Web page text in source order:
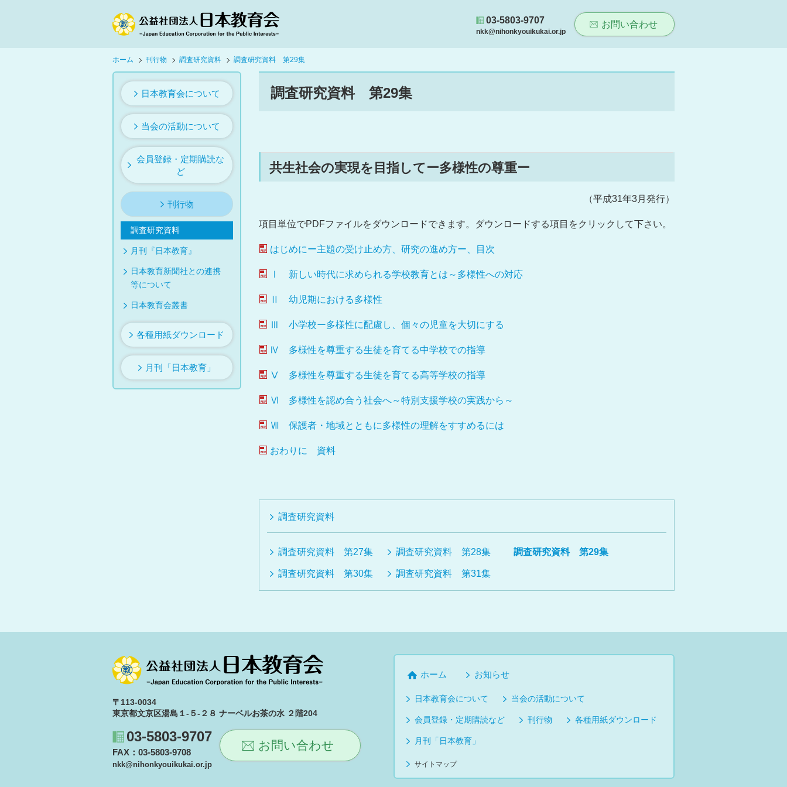
03-5803-9707
nkk@nihonkyouikukai.or.jp
お問い合わせ
ホーム 刊行物 調査研究資料 調査研究資料 第29集
調査研究資料 第29集
共生社会の実現を目指してー多様性の尊重ー
（平成31年3月発行）
項目単位でPDFファイルをダウンロードできます。ダウンロードする項目をクリックして下さい。
はじめにー主題の受け止め方、研究の進め方ー、目次
Ⅰ 新しい時代に求められる学校教育とは～多様性への対応
Ⅱ 幼児期における多様性
Ⅲ 小学校ー多様性に配慮し、個々の児童を大切にする
Ⅳ 多様性を尊重する生徒を育てる中学校での指導
Ⅴ 多様性を尊重する生徒を育てる高等学校の指導
Ⅵ 多様性を認め合う社会へ～特別支援学校の実践から～
Ⅶ 保護者・地域とともに多様性の理解をすすめるには
おわりに 資料
調査研究資料
調査研究資料 第27集 調査研究資料 第28集 調査研究資料 第29集
調査研究資料 第30集 調査研究資料 第31集
日本教育会について
当会の活動について
会員登録・定期購読な
ど
刊行物
調査研究資料
月刊『日本教育』
日本教育新聞社との連携
等について
日本教育会叢書
各種用紙ダウンロード
月刊「日本教育」
〒113-0034
東京都文京区湯島１-５-２８ ナーベルお茶の水 ２階204
03-5803-9707
FAX：03-5803-9708
nkk@nihonkyouikukai.or.jp
お問い合わせ
ホーム お知らせ
日本教育会について 当会の活動について
会員登録・定期購読など 刊行物 各種用紙ダウンロード
月刊「日本教育」
サイトマップ